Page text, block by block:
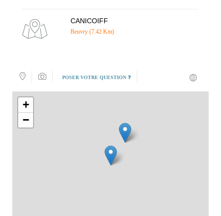
CANICOIFF
Beuvry (7.42 Km)
POSER VOTRE QUESTION ❓
+
−